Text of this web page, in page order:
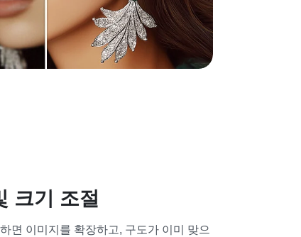
크기 조절
면 이미지를 확장하고, 구도가 이미 맞으